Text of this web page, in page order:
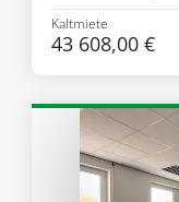
Kaltmiete
43 608,00 €